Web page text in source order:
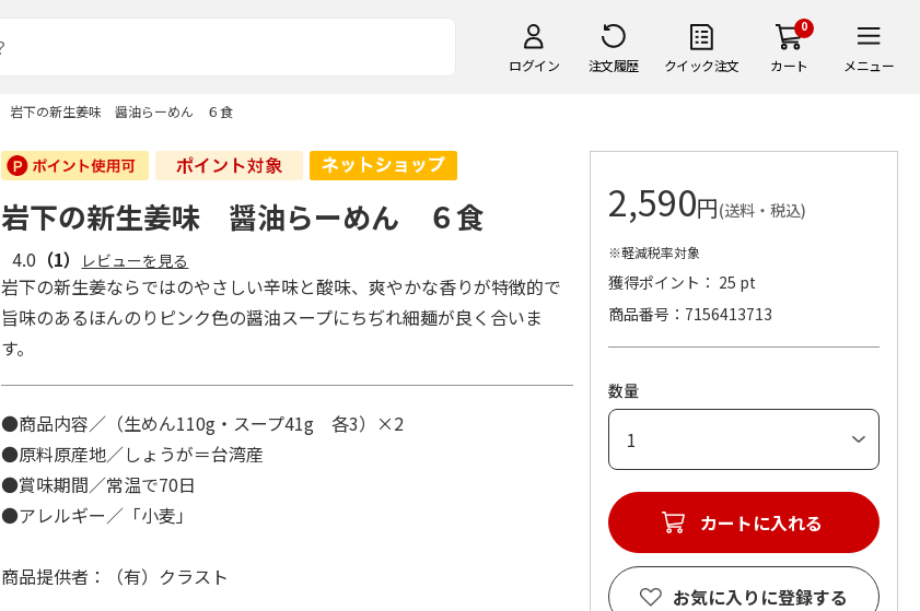
ログイン 注文履歴 クイック注文
0
カート メニュー
岩下の新生姜味 醤油らーめん ６食
岩下の新生姜味 醤油らーめん ６食
4.0 （1） レビューを見る
岩下の新生姜ならではのやさしい辛味と酸味、爽やかな香りが特徴的で
旨味のあるほんのりピンク色の醤油スープにちぢれ細麺が良く合いま
す。
●商品内容／（生めん110g・スープ41g 各3）×2
●原料原産地／しょうが＝台湾産
●賞味期間／常温で70日
●アレルギー／「小麦」
商品提供者：（有）クラスト
2,590円(送料・税込)
※軽減税率対象
獲得ポイント： 25 pt
商品番号
7156413713
数量
カートに入れる
お気に入りに登録する